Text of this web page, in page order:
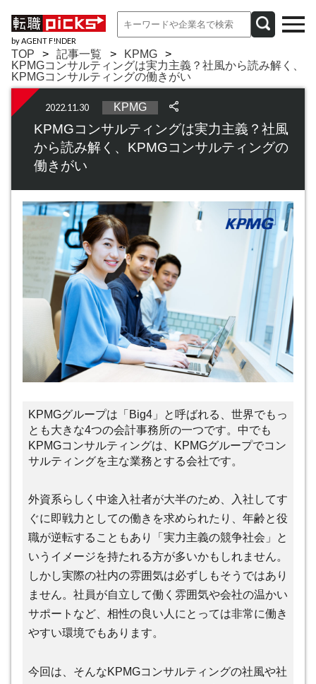
by AGENT F!NDER
TOP 記事一覧
KPMG
KPMGコンサルティングは実力主義？社風から読み解く、
KPMGコンサルティングの働きがい
2022.11.30 KPMG
KPMGコンサルティングは実力主義？社風
から読み解く、KPMGコンサルティングの
働きがい
KPMGグループは「Big4」と呼ばれる、世界でもっ
とも大きな4つの会計事務所の一つです。中でも
KPMGコンサルティングは、KPMGグループでコン
サルティングを主な業務とする会社です。
外資系らしく中途入社者が大半のため、入社してす
ぐに即戦力としての働きを求められたり、年齢と役
職が逆転することもあり「実力主義の競争社会」と
いうイメージを持たれる方が多いかもしれません。
しかし実際の社内の雰囲気は必ずしもそうではあり
ません。社員が自立して働く雰囲気や会社の温かい
サポートなど、相性の良い人にとっては非常に働き
やすい環境でもあります。
今回は、そんなKPMGコンサルティングの社風や社